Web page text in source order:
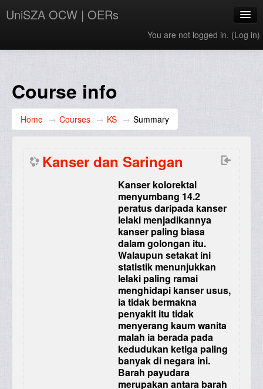
UniSZA OCW | OERs
You are not logged in. (Log in)
UniSZA Website
Course info
Home → Courses → KS → Summary
Kanser dan Saringan
Kanser kolorektal
menyumbang 14.2
peratus daripada kanser
lelaki menjadikannya
kanser paling biasa
dalam golongan itu.
Walaupun setakat ini
statistik menunjukkan
lelaki paling ramai
menghidapi kanser usus,
ia tidak bermakna
penyakit itu tidak
menyerang kaum wanita
malah ia berada pada
kedudukan ketiga paling
banyak di negara ini.
Barah payudara
merupakan antara barah